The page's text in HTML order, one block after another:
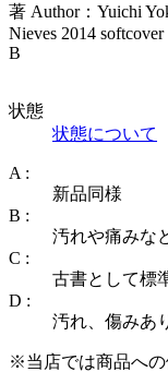
著 Author：Yuichi
Nieves 2014 softcover
B
状態
状態について
A :
新品同様
B :
汚れや痛みな
C :
古書として標
D :
汚れ、傷みあ
※当店では商品へ